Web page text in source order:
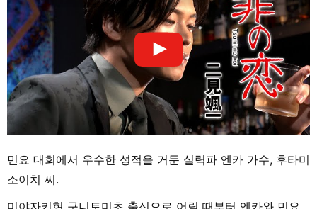
민요 대회에서 우수한 성적을 거둔 실력파 엔카 가수, 후타미
소이치 씨.
미야자키현 구니토미초 출신으로 어릴 때부터 엔카와 민요